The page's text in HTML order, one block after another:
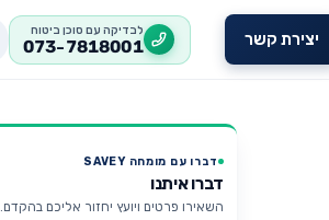
יצירת קשר לבדיקה עם סוכן ביטוח
073-7818001
דברו עם מומחה SAVEY
דברו איתנו
השאירו פרטים ויועץ יחזור אליכם בהקדם.